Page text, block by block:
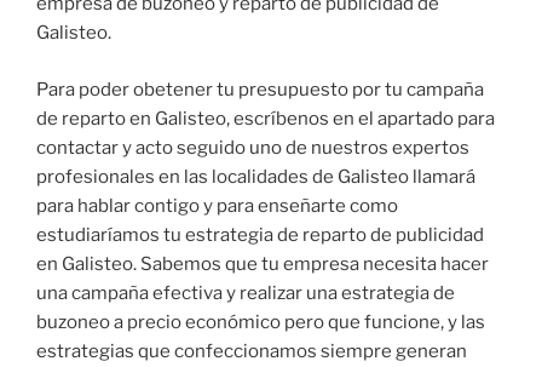
Galisteo.
Para poder obetener tu presupuesto por tu campaña
de reparto en Galisteo, escríbenos en el apartado para
contactar y acto seguido uno de nuestros expertos
profesionales en las localidades de Galisteo llamará
para hablar contigo y para enseñarte como
estudiaríamos tu estrategia de reparto de publicidad
en Galisteo. Sabemos que tu empresa necesita hacer
una campaña efectiva y realizar una estrategia de
buzoneo a precio económico pero que funcione, y las
estrategias que confeccionamos siempre generan